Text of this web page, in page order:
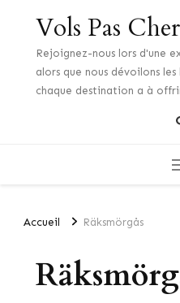
Vols Pas Cher
Rejoignez-nous lors d'une
alors que nous dévoilons
chaque destination a à
Accueil Räksmörgås